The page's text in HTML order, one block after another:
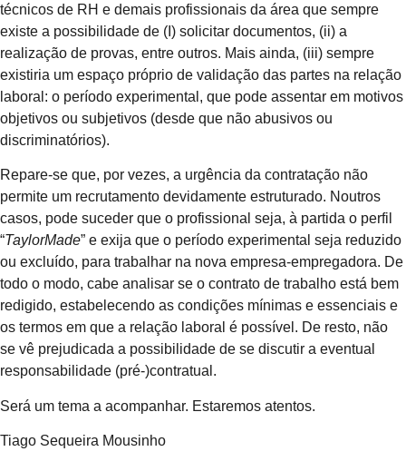
técnicos de RH e demais profissionais da área que sempre
existe a possibilidade de (I) solicitar documentos, (ii) a
realização de provas, entre outros. Mais ainda, (iii) sempre
existiria um espaço próprio de validação das partes na relação
laboral: o período experimental, que pode assentar em motivos
objetivos ou subjetivos (desde que não abusivos ou
discriminatórios).
Repare-se que, por vezes, a urgência da contratação não
permite um recrutamento devidamente estruturado. Noutros
casos, pode suceder que o profissional seja, à partida o perfil
“TaylorMade” e exija que o período experimental seja reduzido
ou excluído, para trabalhar na nova empresa-empregadora. De
todo o modo, cabe analisar se o contrato de trabalho está bem
redigido, estabelecendo as condições mínimas e essenciais e
os termos em que a relação laboral é possível. De resto, não
se vê prejudicada a possibilidade de se discutir a eventual
responsabilidade (pré-)contratual.
Será um tema a acompanhar. Estaremos atentos.
Tiago Sequeira Mousinho